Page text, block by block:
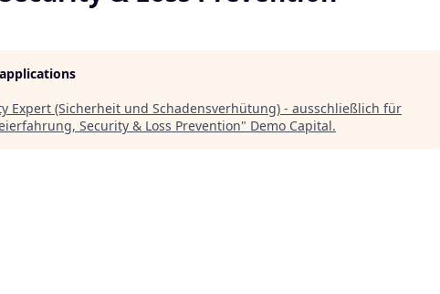
Expert (Sicherheit und Schadensverhütung) - ausschließlich für
Security & Loss Prevention" Demo Capital.